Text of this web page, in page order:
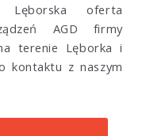
Lęborska oferta
AGD firmy
terenie Lęborka i
kontaktu z naszym